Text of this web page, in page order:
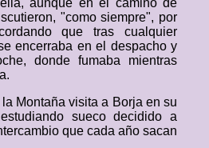
aunque en el camino de
"como siempre", por
que tras cualquier
encerraba en el despacho y
donde fumaba mientras
Montaña visita a Borja en su
sueco decidido a
que cada año sacan